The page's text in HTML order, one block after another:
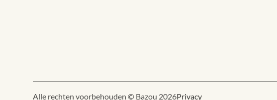
Alle rechten voorbehouden © Bazou 2026Privacy